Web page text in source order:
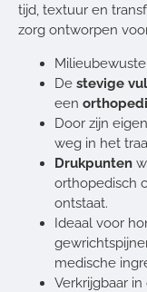
tijd, textuur en
zorg ontworpen
De stevige
een
Door zijn
weg in het
Drukpunten
orthopedisch
ontstaat.
Ideaal voor
medische
Verkrijgbaar